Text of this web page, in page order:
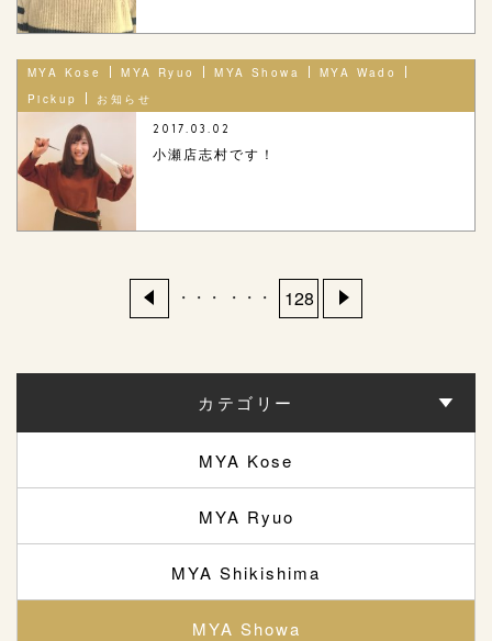
MYA Kose MYA Ryuo MYA Showa
MYA Wado
Pickup
お知らせ
2017.03.02
小瀬店志村です！
・・・ ・・・ 128
カテゴリー
MYA Kose
MYA Ryuo
MYA Shikishima
MYA Showa